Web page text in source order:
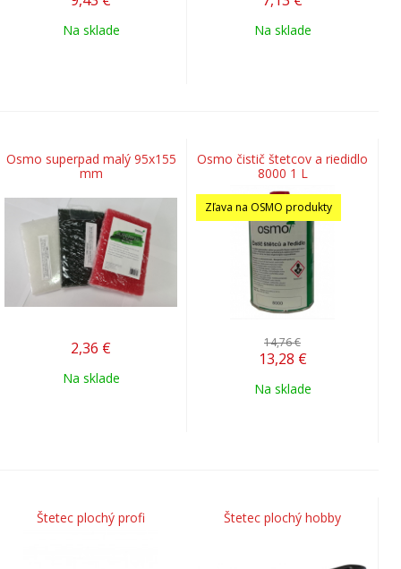
Na sklade Na sklade
Osmo superpad malý 95x155
mm
2,36 €
Na sklade
Osmo čistič štetcov a riedidlo
8000 1 L
Zľava na OSMO produkty
14,76 €
13,28 €
Na sklade
Štetec plochý profi Štetec plochý hobby